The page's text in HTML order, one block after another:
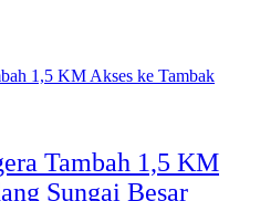
Tambah 1,5 KM
Sungai Besar